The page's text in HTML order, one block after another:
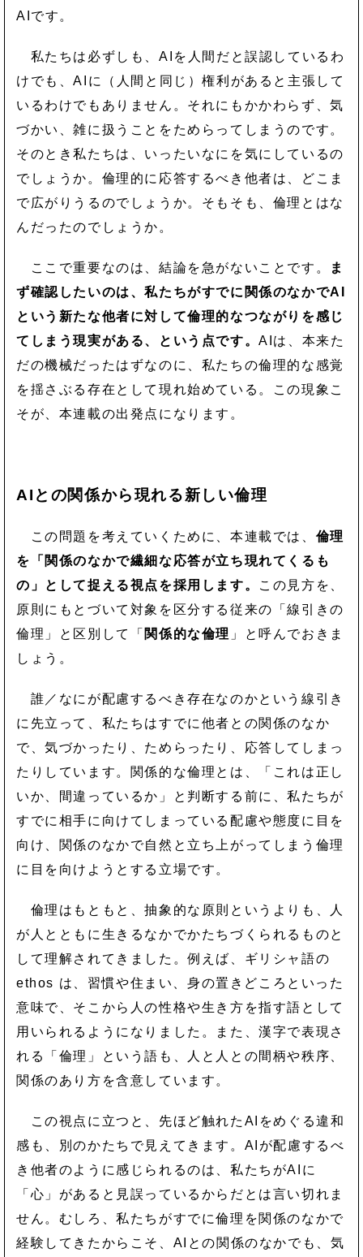
AIです。
私たちは必ずしも、AIを人間だと誤認しているわ
けでも、AIに（人間と同じ）権利があると主張して
いるわけでもありません。それにもかかわらず、気
づかい、雑に扱うことをためらってしまうのです。
そのとき私たちは、いったいなにを気にしているの
でしょうか。倫理的に応答するべき他者は、どこま
で広がりうるのでしょうか。そもそも、倫理とはな
んだったのでしょうか。
ここで重要なのは、結論を急がないことです。
ま
ず確認したいのは、私たちがすでに関係のなかでAI
という新たな他者に対して倫理的なつながりを感じ
てしまう現実がある、という点です。AIは、本来た
だの機械だったはずなのに、私たちの倫理的な感覚
を揺さぶる存在として現れ始めている。この現象こ
そが、本連載の出発点になります。
AIとの関係から現れる新しい倫理
この問題を考えていくために、本連載では、 倫理
を「関係のなかで繊細な応答が立ち現れてくるも
の」として捉える視点を採用します。
この見方を、
原則にもとづいて対象を区分する従来の「線引きの
倫理」と区別して「 関係的な倫理 」と呼んでおきま
しょう。
誰／なにが配慮するべき存在なのかという線引き
に先立って、私たちはすでに他者との関係のなか
で、気づかったり、ためらったり、応答してしまっ
たりしています。関係的な倫理とは、「これは正し
いか、間違っているか」と判断する前に、私たちが
すでに相手に向けてしまっている配慮や態度に目を
向け、関係のなかで自然と立ち上がってしまう倫理
に目を向けようとする立場です。
倫理はもともと、抽象的な原則というよりも、人
が人とともに生きるなかでかたちづくられるものと
して理解されてきました。例えば、ギリシャ語の
ethos は、習慣や住まい、身の置きどころといった
意味で、そこから人の性格や生き方を指す語として
用いられるようになりました。また、漢字で表現さ
れる「倫理」という語も、人と人との間柄や秩序、
関係のあり方を含意しています。
この視点に立つと、先ほど触れたAIをめぐる違和
感も、別のかたちで見えてきます。AIが配慮するべ
き他者のように感じられるのは、私たちがAIに
「心」があると見誤っているからだとは言い切れま
せん。むしろ、私たちがすでに倫理を関係のなかで
経験してきたからこそ、AIとの関係のなかでも、気